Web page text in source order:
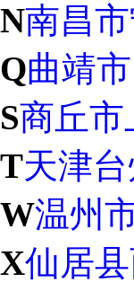
N南昌市
Q曲靖市
S商丘市
T天津
W温州
X仙居县